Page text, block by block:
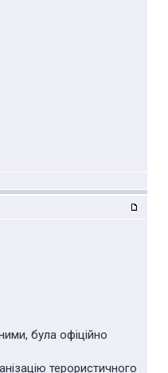
була офіційно
терористичного